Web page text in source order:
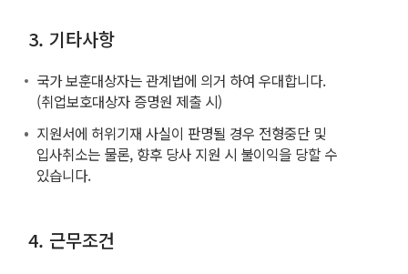
3. 기타사항
국가 보훈대상자는 관계법에 의거 하여 우대합니다.
(취업보호대상자 증명원 제출 시)
지원서에 허위기재 사실이 판명될 경우 전형중단 및
입사취소는 물론, 향후 당사 지원 시 불이익을 당할 수
있습니다.
4. 근무조건